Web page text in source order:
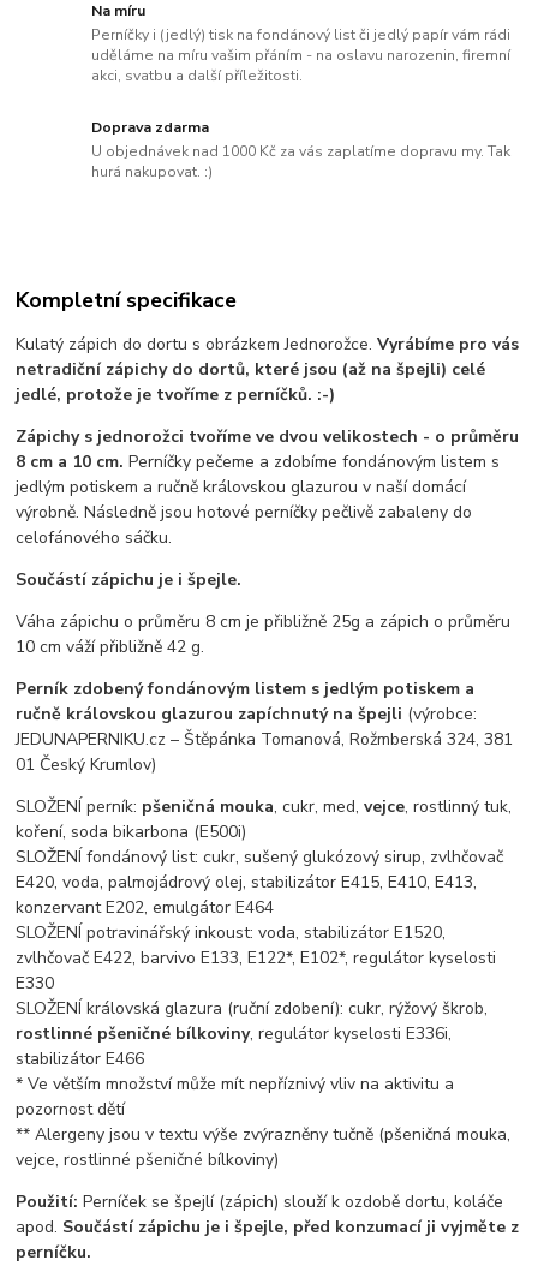
Na míru
Perníčky i (jedlý) tisk na fondánový list či jedlý papír vám rádi
uděláme na míru vašim přáním - na oslavu narozenin, firemní
akci, svatbu a další příležitosti.
Doprava zdarma
U objednávek nad 1000 Kč za vás zaplatíme dopravu my. Tak
hurá nakupovat. :)
Kompletní specifikace
Kulatý zápich do dortu s obrázkem Jednorožce.Vyrábíme pro vás
netradiční zápichy do dortů, které jsou (až na špejli) celé
jedlé, protože je tvoříme z perníčků. :-)
Zápichy s jednorožci tvoříme ve dvou velikostech - o průměru
8 cm a 10 cm. Perníčky pečeme a zdobíme fondánovým listem s
jedlým potiskem a ručně královskou glazurou v naší domácí
výrobně. Následně jsou hotové perníčky pečlivě zabaleny do
celofánového sáčku.
Součástí zápichu je i špejle.
Váha zápichu o průměru 8 cm je přibližně 25g a zápich o průměru
10 cm váží přibližně 42 g.
Perník zdobený fondánovým listem s jedlým potiskem a
ručně královskou glazurou zapíchnutý na špejli (výrobce:
JEDUNAPERNIKU.cz – Štěpánka Tomanová, Rožmberská 324, 381
01 Český Krumlov)
SLOŽENÍ perník: pšeničná mouka, cukr, med,vejce, rostlinný tuk,
koření, soda bikarbona (E500i)
SLOŽENÍ fondánový list: cukr, sušený glukózový sirup, zvlhčovač
E420, voda, palmojádrový olej, stabilizátor E415, E410, E413,
konzervant E202, emulgátor E464
SLOŽENÍ potravinářský inkoust: voda, stabilizátor E1520,
zvlhčovač E422, barvivo E133, E122*, E102*, regulátor kyselosti
E330
SLOŽENÍ královská glazura (ruční zdobení): cukr, rýžový škrob,
rostlinné pšeničné bílkoviny, regulátor kyselosti E336i,
stabilizátor E466
* Ve větším množství může mít nepříznivý vliv na aktivitu a
pozornost dětí
** Alergeny jsou v textu výše zvýrazněny tučně (pšeničná mouka,
vejce, rostlinné pšeničné bílkoviny)
Použití:Perníček se špejlí (zápich) slouží k ozdobě dortu, koláče
apod. Součástí zápichu je i špejle, před konzumací ji vyjměte z
perníčku.